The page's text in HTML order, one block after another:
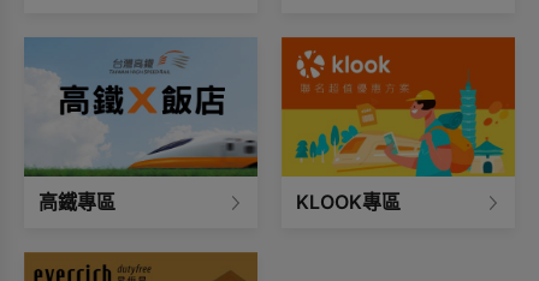
高鐵專區 KLOOK專區